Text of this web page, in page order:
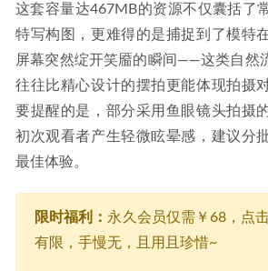
这套容量达467MB的资源不仅囊括了
特写构图，更难得的是捕捉到了模特
屏幕突然绽开笑靥的瞬间——这类自然
往往比精心设计的摆拍更能体现拍摄
要提醒的是，部分采用鱼眼镜头拍摄
初次观看者产生轻微眩晕感，建议分
最佳体验。
限时福利： 永久会员仅需￥68，点
有限，手慢无，且用且珍惜~